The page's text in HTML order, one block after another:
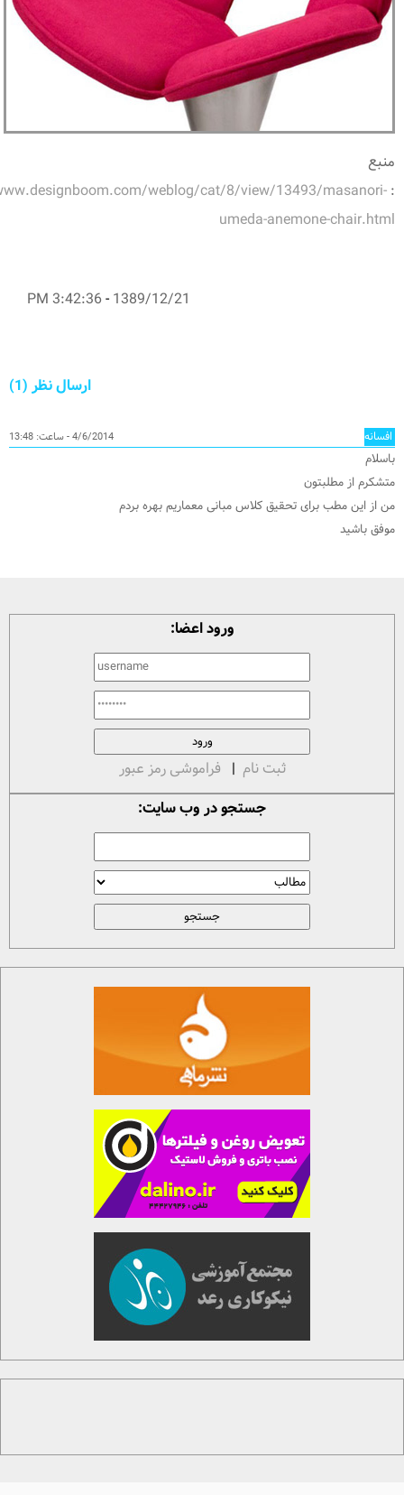
منبع
:
weblog/cat/8/view/13493/masanori-
umeda-anemone-chair.html
1389/12/21
-
3:42:36 PM
ارسال نظر (1)
افسانه 4/6/2014 - ساعت: 13:48
باسلام
متشکرم از مطلبتون
من از این مطب برای تحقیق کلاس مبانی معماریم بهره بردم
موفق باشید
ورود اعضا:
ثبت نام | فراموشی رمز عبور
جستجو در وب سایت: